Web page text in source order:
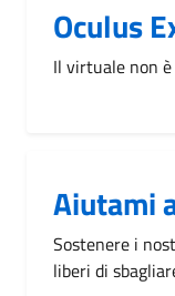
Oculus
Il virtuale non
Aiutami
Sostenere i
liberi di